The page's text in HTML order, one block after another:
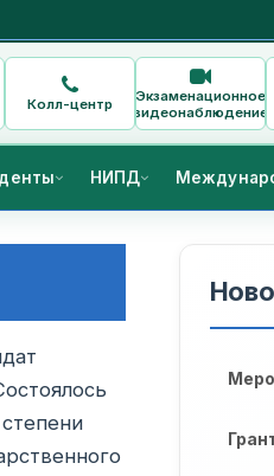
Колл-центр
Экзаменационное
видеонаблюдение
НИПД